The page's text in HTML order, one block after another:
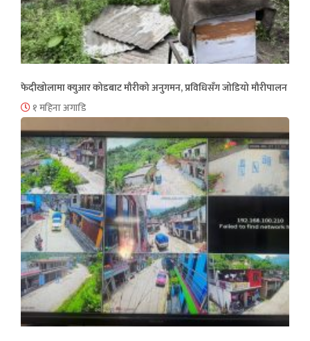
फेदीखोलामा क्युआर कोडबाट मौरीको अनुगमन, प्रविधिसँग जोडियो मौरीपालन
१ महिना अगाडि